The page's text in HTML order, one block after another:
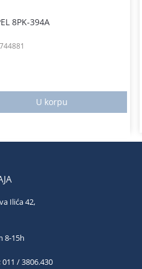
8PK-394A
U korpu
Ilića 42,
8-15h
/ 3806.430